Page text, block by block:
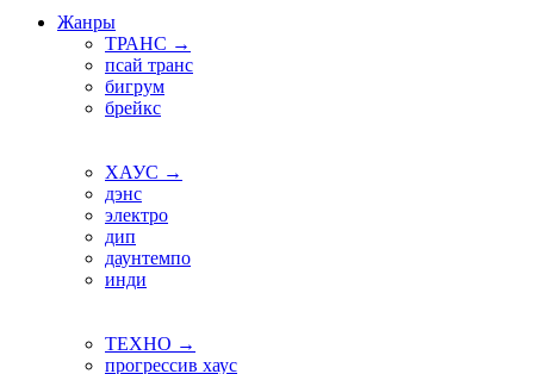
Жанры
ТРАНС →
псай транс
бигрум
брейкс
ХАУС →
дэнс
электро
дип
даунтемпо
инди
ТЕХНО →
прогрессив хаус